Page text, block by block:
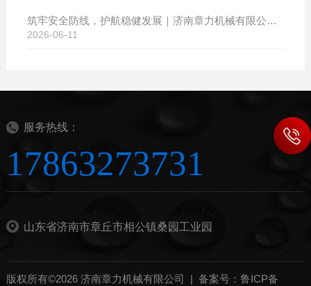
筑牢安全防线，护航稳健发展｜济南章力机械有限公司开展2026年安全生产月系列活动
2026-06-11
服务热线：
17863273731
山东省济南市章丘市相公镇桑园工业园
版权所有©2026 济南章力机械有限公司 | 备案号：鲁ICP备